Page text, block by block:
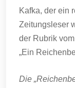
Kafka, der ein
Zeitungsleser
der Rubrik
„Ein
Die